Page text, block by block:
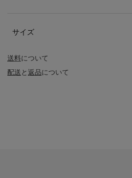
送料について
配送と返品について
サイズ